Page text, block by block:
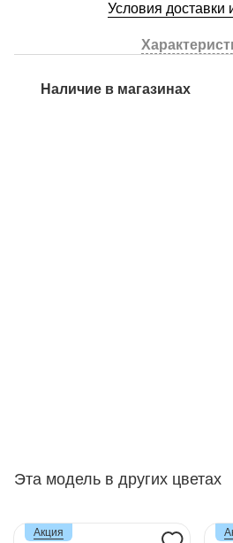
Условия доставки
Наличие в магазинах
Эта модель в других цветах
Акция